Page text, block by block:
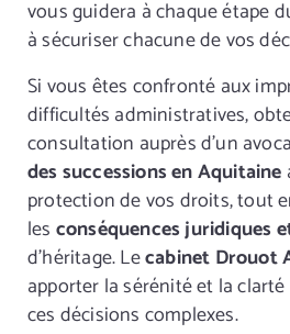
vous guidera à chaque étape
à sécuriser chacune de vos
Si vous êtes confronté aux
difficultés administratives,
consultation auprès d’un
des successions en Aquitaine
protection de vos droits, tout
les conséquences juridiques
d’héritage. Lecabinet Drouot
apporter la sérénité et la
ces décisions complexes.